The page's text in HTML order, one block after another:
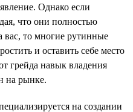
Однако если
что они полностью
вас, то многие рутинные
и оставить себе место
грейда навык владения
на рынке.
на создании